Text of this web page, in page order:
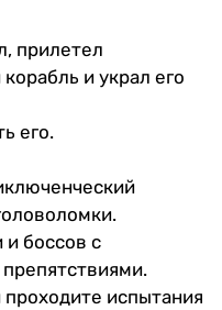
прилетел
и украл его
его.
и боссов с
испытания